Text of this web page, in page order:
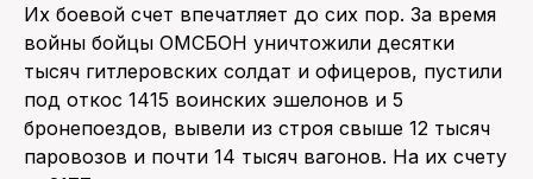
Их боевой счет впечатляет до сих пор. За время
войны бойцы ОМСБОН уничтожили десятки
тысяч гитлеровских солдат и офицеров, пустили
под откос 1415 воинских эшелонов и 5
бронепоездов, вывели из строя свыше 12 тысяч
паровозов и почти 14 тысяч вагонов. На их счету